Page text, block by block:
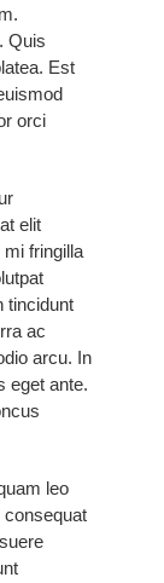
Quis
Est
orci
elit
fringilla
tincidunt
ac
arcu. In
eget ante.
leo
consequat